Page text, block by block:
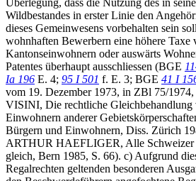
Wildbestandes in erster Linie den
dieses Gemeinwesens vorbehalten sein
wohnhaften Bewerbern eine höhere Taxe
Kantonseinwohnern oder auswärts
Patentes überhaupt ausschliessen (BGE
Ia 196 E. 4; 95 I 501 f. E. 3; BGE 41 I
vom 19. Dezember 1973, in ZBl 75/
VISINI, Die rechtliche Gleichbehandlung
Einwohnern anderer
Bürgern und Einwohnern, Diss. Zürich
ARTHUR HAEFLIGER, Alle Schweizer
gleich, Bern 1985, S. 66). c) Aufgrund
Regalrechten geltenden besonderen